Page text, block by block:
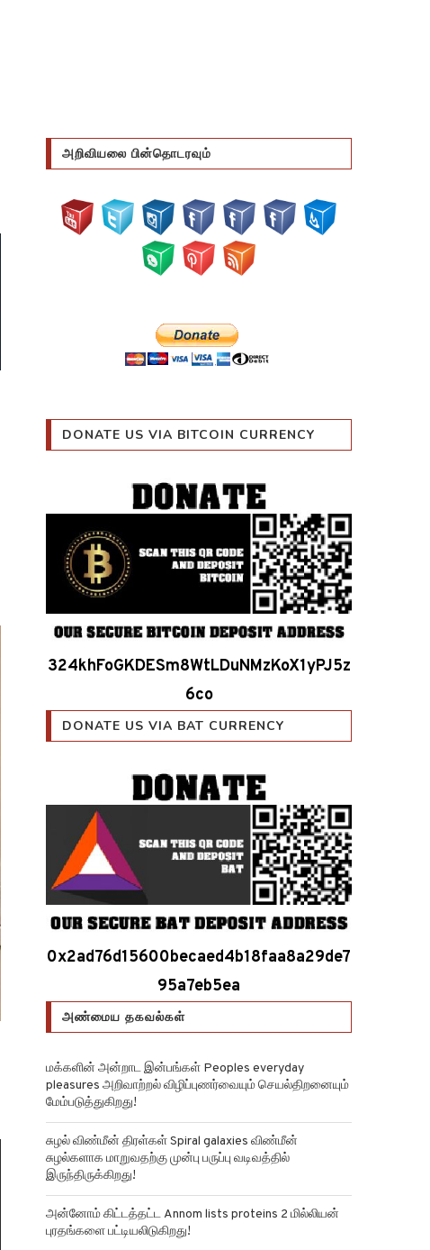
அறிவியலை பின்தொடரவும்
DONATE US VIA BITCOIN CURRENCY
324khFoGKDESm8WtLDuNMzKoX1yPJ5z
6co
DONATE US VIA BAT CURRENCY
0x2ad76d15600becaed4b18faa8a29de7
95a7eb5ea
அண்மைய தகவல்கள்
மக்களின் அன்றாட இன்பங்கள் Peoples everyday
pleasures அறிவாற்றல் விழிப்புணர்வையும் செயல்திறனையும்
மேம்படுத்துகிறது!
சுழல் விண்மீன் திரள்கள் Spiral galaxies விண்மீன்
சுழல்களாக மாறுவதற்கு முன்பு பருப்பு வடிவத்தில்
இருந்திருக்கிறது!
அன்னோம் கிட்டத்தட்ட Annom lists proteins 2 மில்லியன்
புரதங்களை பட்டியலிடுகிறது!